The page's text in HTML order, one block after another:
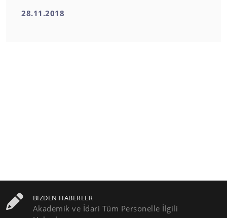
28.11.2018
BIZDEN HABERLER
Akademik ve İdari Tüm Personelle İlgili